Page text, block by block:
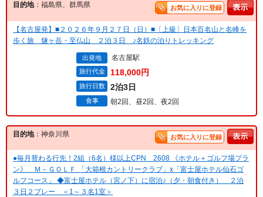
目的地：福島県、群馬県 お気に入りに登録
【名古屋発】■２０２６年９月２７日（日）■〔上級〕日本百名山と名峰を
歩く旅 燧ヶ岳・至仏山 ２泊３日 ♪名鉄の泊りトレッキング
出発地 名古屋駅
旅行代金 118,000円
旅行日数 2泊3日
食事 朝2回、昼2回、夜2回
目的地：神奈川県 お気に入りに登録
●毎月替わる行先！2組（6名）様以上CPN 2608 《ホテル＋ゴルフ場プラ
ン》 Ｍ－ＧＯＬＦ 「大箱根カントリークラブ」x「富士屋ホテル仙石ゴ
ルフコース」 ◆富士屋ホテル（宮ノ下）に宿泊♪（夕・朝食付き） ２泊
３日２プレー ＜1～３名1室＞